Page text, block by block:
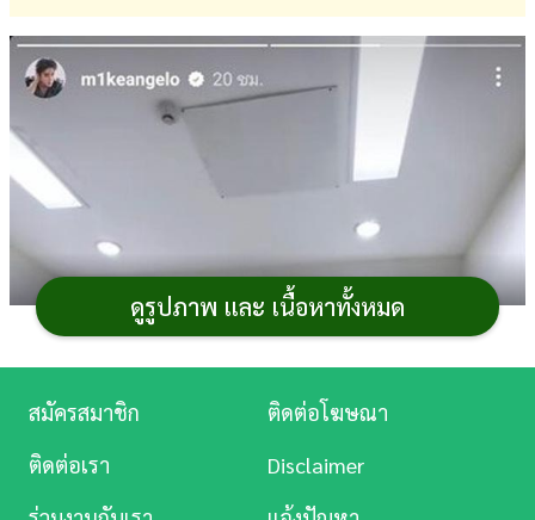
ดูรูปภาพ และ เนื้อหาทั้งหมด
เงิน
บันเทิง
ดู
หนัง
สมัครสมาชิก
ติดต่อโฆษณา
ติดต่อเรา
Disclaimer